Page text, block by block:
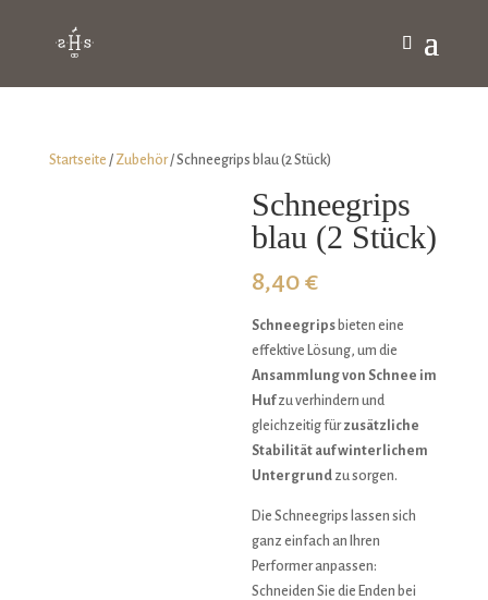
Startseite / Zubehör/ Schneegrips blau (2 Stück)
Schneegrips
blau (2 Stück)
8,40€
Schneegrips bieten eine
effektive Lösung, um die
Ansammlung von Schnee im
Hufzu verhindern und
gleichzeitig fürzusätzliche
Stabilität auf winterlichem
Untergrund zu sorgen.
Die Schneegrips lassen sich
ganz einfach an Ihren
Performer anpassen:
Schneiden Sie die Enden bei